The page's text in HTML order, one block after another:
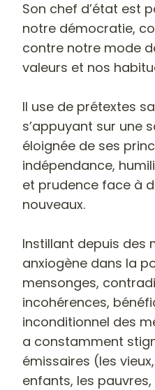
Son chef d’état est
notre démocratie,
contre notre mode
valeurs et nos
Il use de prétextes
s’appuyant sur une
éloignée de ses
indépendance,
et prudence face à
nouveaux.
Instillant depuis des
anxiogène dans la
mensonges,
incohérences,
inconditionnel des
a constamment
émissaires (les
enfants, les